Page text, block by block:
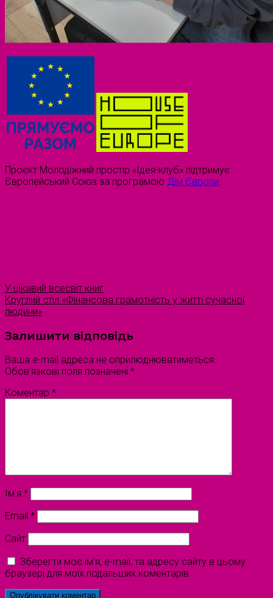
Проєкт Молодіжний простір «Ідея-клуб» підтримує
Європейський Союз за програмою Дім Європи.
У цікавий всесвіт книг
Круглий стіл «Фінансова грамотність у житті сучасної
людини»
Залишити відповідь
Ваша e-mail адреса не оприлюднюватиметься.
Обов’язкові поля позначені *
Коментар *
Ім'я *
Email *
Сайт
Зберегти моє ім'я, e-mail, та адресу сайту в цьому
браузері для моїх подальших коментарів.